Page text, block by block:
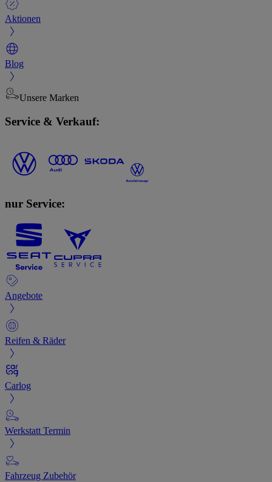
Aktionen
Blog
Unsere Marken
Service & Verkauf:
nur Service:
Angebote
Reifen & Räder
Carlog
Werkstatt Termin
Fahrzeug Zubehör